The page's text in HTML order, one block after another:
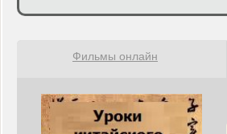
Фильмы онлайн